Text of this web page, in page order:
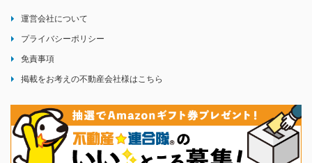
運営会社について
プライバシーポリシー
免責事項
掲載をお考えの不動産会社様はこちら